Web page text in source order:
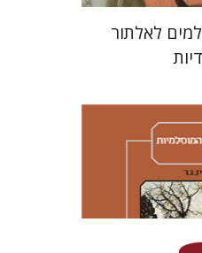
לאלתור
גלעדי
מירי